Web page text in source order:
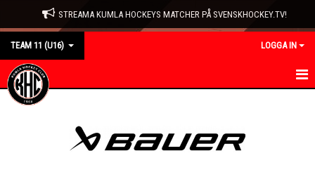
STREAMA KUMLA HOCKEYS MATCHER PÅ SVENSKHOCKEY.TV!
TEAM 11 (U16) LOGGA IN
HEM